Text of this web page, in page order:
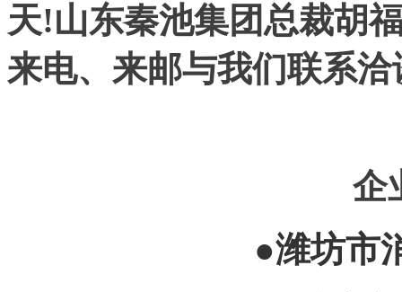
天!山东秦池集团总裁胡
来电、来邮与我们联系
企
●潍坊市